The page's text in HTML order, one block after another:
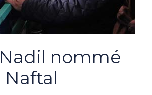
nommé
Naftal